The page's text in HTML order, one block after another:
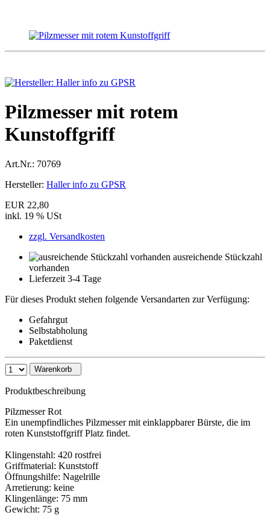
Pilzmesser mit rotem
Kunstoffgriff
Art.Nr.: 70769
Hersteller: Haller info zu GPSR
EUR 22,80
inkl. 19 % USt
zzgl. Versandkosten
ausreichende Stückzahl
vorhanden
Lieferzeit 3-4 Tage
Für dieses Produkt stehen folgende Versandarten zur Verfügung:
Gefahrgut
Selbstabholung
Paketdienst
Warenkorb
Produktbeschreibung
Pilzmesser Rot
Ein unempfindliches Pilzmesser mit einklappbarer Bürste, die im
roten Kunststoffgriff Platz findet.
Klingenstahl: 420 rostfrei
Griffmaterial: Kunststoff
Öffnungshilfe: Nagelrille
Arretierung: keine
Klingenlänge: 75 mm
Gewicht: 75 g